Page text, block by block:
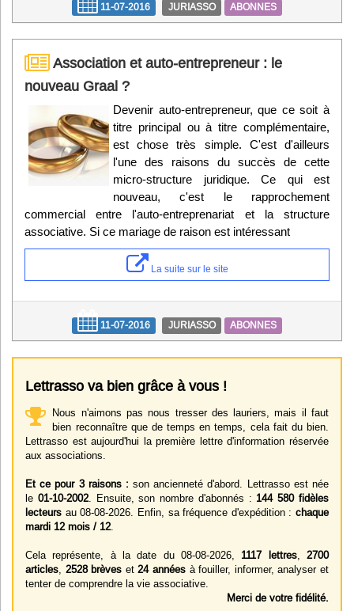
11-07-2016 JURIASSO ABONNES
Association et auto-entrepreneur : le
nouveau Graal ?
Devenir auto-entrepreneur, que ce soit à
titre principal ou à titre complémentaire,
est chose très simple. C'est d'ailleurs
l'une des raisons du succès de cette
micro-structure juridique. Ce qui est
nouveau, c'est le rapprochement
commercial entre l'auto-entreprenariat et la structure
associative. Si ce mariage de raison est intéressant
La suite sur le site
11-07-2016 JURIASSO ABONNES
Lettrasso va bien grâce à vous !
Nous n'aimons pas nous tresser des lauriers, mais il faut
bien reconnaître que de temps en temps, cela fait du bien.
Lettrasso est aujourd'hui la première lettre d'information réservée
aux associations.
Et ce pour 3 raisons : son ancienneté d'abord. Lettrasso est née
le 01-10-2002. Ensuite, son nombre d'abonnés : 144 580 fidèles
lecteurs au 08-08-2026. Enfin, sa fréquence d'expédition : chaque
mardi 12 mois / 12.
Cela représente, à la date du 08-08-2026, 1117 lettres,2700
articles, 2528 brèves et24 années à fouiller, informer, analyser et
tenter de comprendre la vie associative.
Merci de votre fidélité.